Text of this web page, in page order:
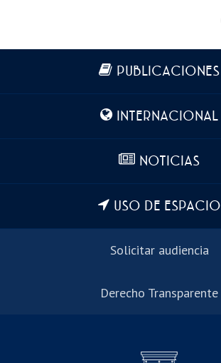
Más información
PUBLICACIONES
INTERNACIONAL
NOTICIAS
USO DE ESPACIO
Solicitar audiencia
Derecho Transparente